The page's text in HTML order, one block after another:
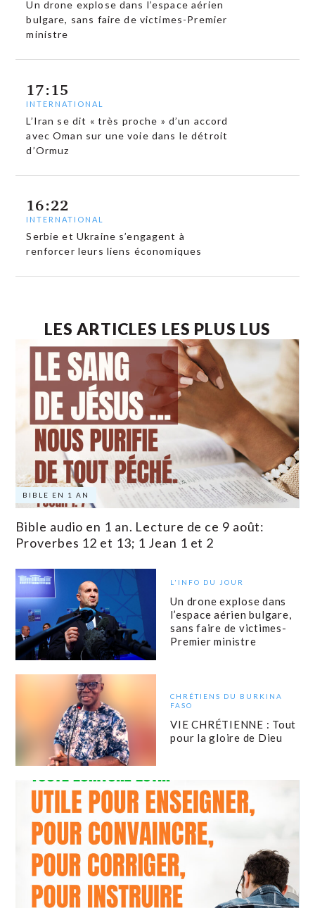
Un drone explose dans l’espace aérien
bulgare, sans faire de victimes-Premier
ministre
17:15
INTERNATIONAL
L’Iran se dit « très proche » d’un accord
avec Oman sur une voie dans le détroit
d’Ormuz
16:22
INTERNATIONAL
Serbie et Ukraine s’engagent à
renforcer leurs liens économiques
LES ARTICLES LES PLUS LUS
BIBLE EN 1 AN
Bible audio en 1 an. Lecture de ce 9 août:
Proverbes 12 et 13; 1 Jean 1 et 2
L'INFO DU JOUR
Un drone explose dans
l’espace aérien bulgare,
sans faire de victimes-
Premier ministre
CHRÉTIENS DU BURKINA
FASO
VIE CHRÉTIENNE : Tout
pour la gloire de Dieu